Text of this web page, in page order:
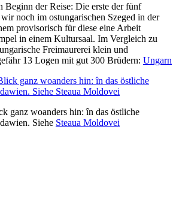
Beginn der Reise: Die erste der fünf
noch im ostungarischen Szeged in der
provisorisch für diese eine Arbeit
in einem Kultursaal. Im Vergleich zu
Freimaurerei klein und
13 Logen mit gut 300 Brüdern: Ungarn
ganz woanders hin: în das östliche
Siehe Steaua Moldovei